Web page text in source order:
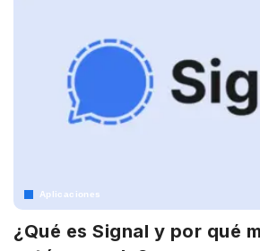
Aplicaciones
¿Qué es Signal y por qué